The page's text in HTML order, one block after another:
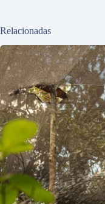
Relacionadas